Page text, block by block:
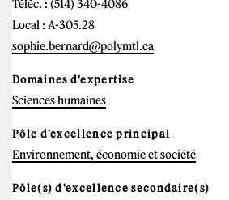
Téléc. : (514) 340-4086
Local : A-305.28
sophie.bernard@polymtl.ca
Domaines d'expertise
Sciences humaines
Pôle d'excellence principal
Environnement, économie et société
Pôle(s) d'excellence secondaire(s)